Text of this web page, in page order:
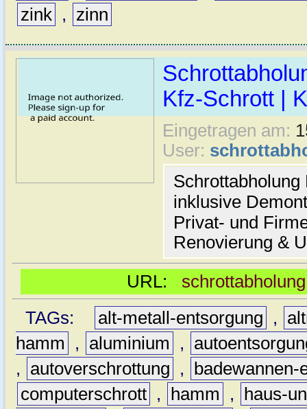
zink , zinn
Kfz-Schrott |
Eingetragen am:
User:
inklusive
Privat- und
Renovierung &
URL:
TAGs:
alt-metall-entsorgung ,
hamm
, aluminium ,
,
autoverschrottung ,
badewannen-
computerschrott , hamm ,
haus-